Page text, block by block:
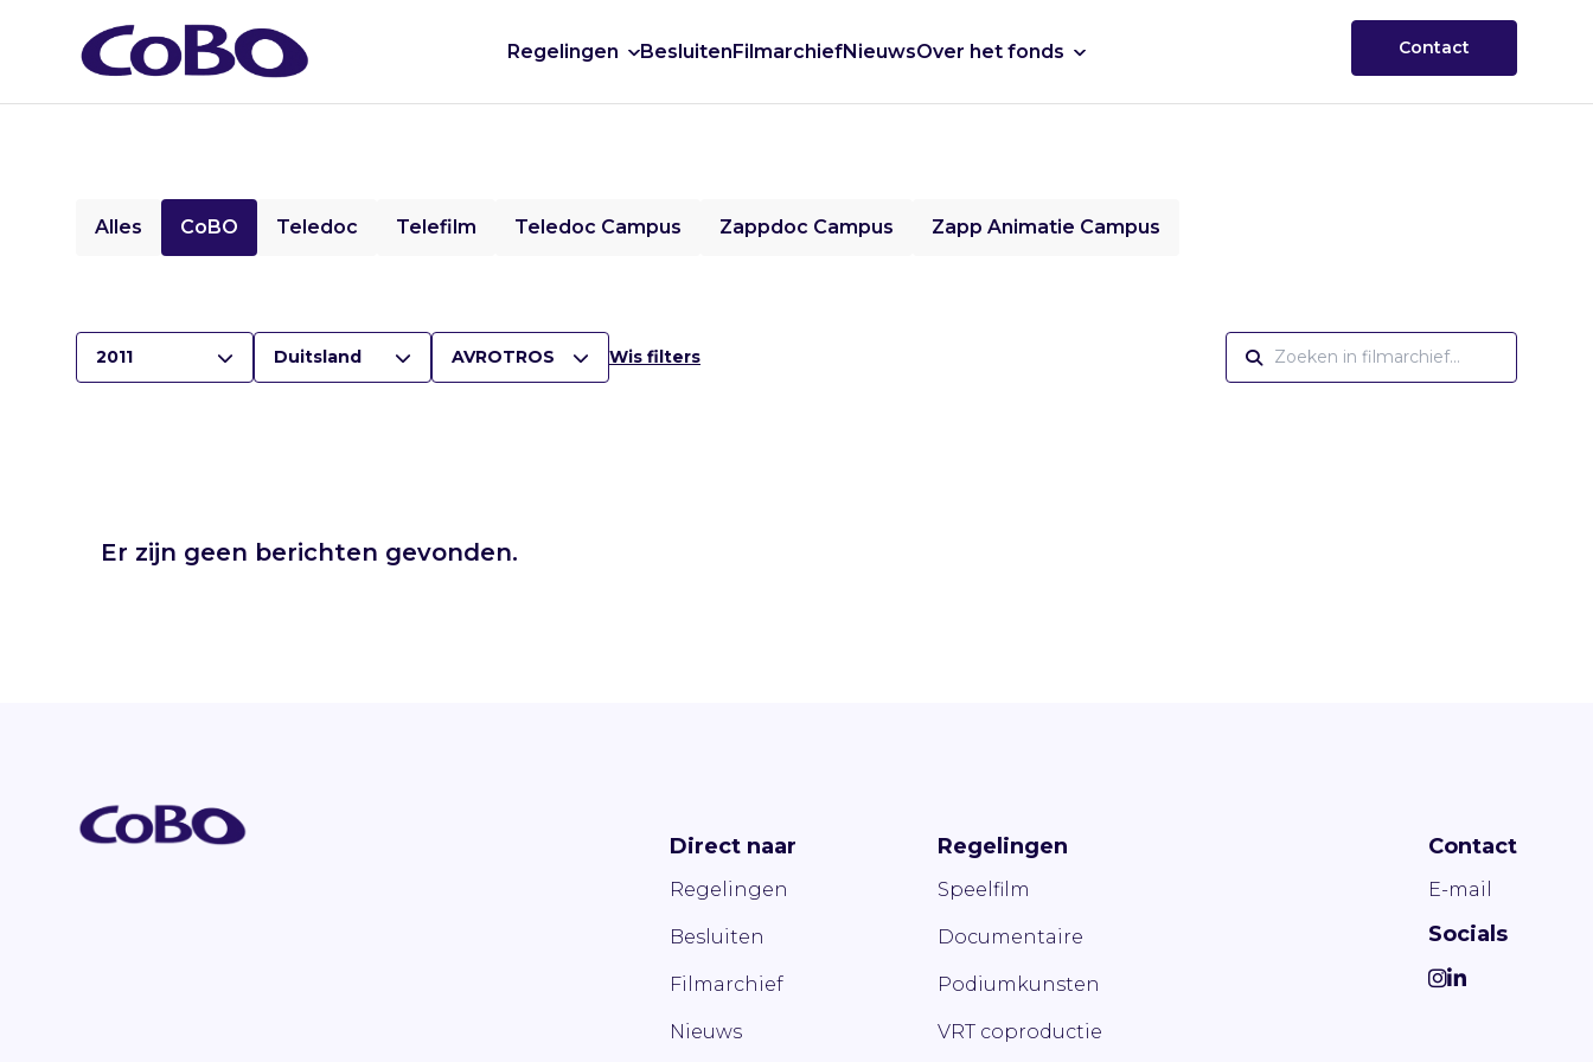
Regelingen BesluitenFilmarchiefNieuwsOver het fonds Contact
Alles CoBO Teledoc Telefilm Teledoc Campus Zappdoc Campus Zapp Animatie Campus
2011 Duitsland AVROTROS Wis filters
Er zijn geen berichten gevonden.
Direct naar
Regelingen
Besluiten
Filmarchief
Nieuws
Regelingen
Speelfilm
Documentaire
Podiumkunsten
VRT coproductie
Contact
E-mail
Socials